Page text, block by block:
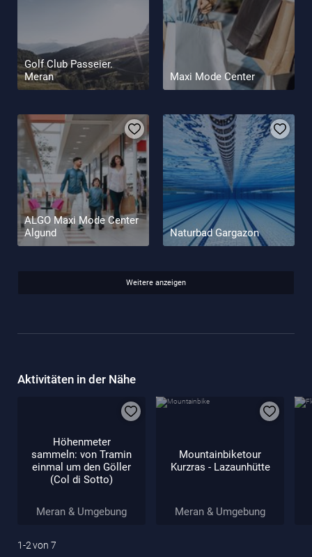
Golf Club Passeier.
Meran
Maxi Mode Center
ALGO Maxi Mode Center
Algund
Naturbad Gargazon
Weitere anzeigen
Aktivitäten in der Nähe
Höhenmeter
sammeln: von Tramin
einmal um den Göller
(Col di Sotto)
Meran & Umgebung
Mountainbiketour
Kurzras - Lazaunhütte
Meran & Umgebung
1-2von 7